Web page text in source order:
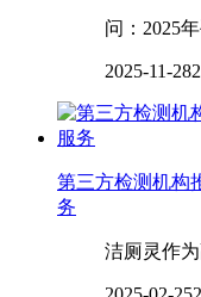
问：2025
2025-11-28
第三方检测机构
务
洁厕灵作